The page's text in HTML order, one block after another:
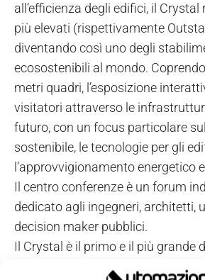
all’efficienza degli edifici, il
più elevati (rispettivamente
diventando così uno degli
ecosostenibili al mondo.
metri quadri, l’esposizione
visitatori attraverso le
futuro, con un focus particolare
sostenibile, le tecnologie per gli
l’approvvigionamento energetico
Il centro conferenze è un forum
dedicato agli ingegneri, architetti,
decision maker pubblici.
Il Crystal è il primo e il più grande
Competenza sulle Città di